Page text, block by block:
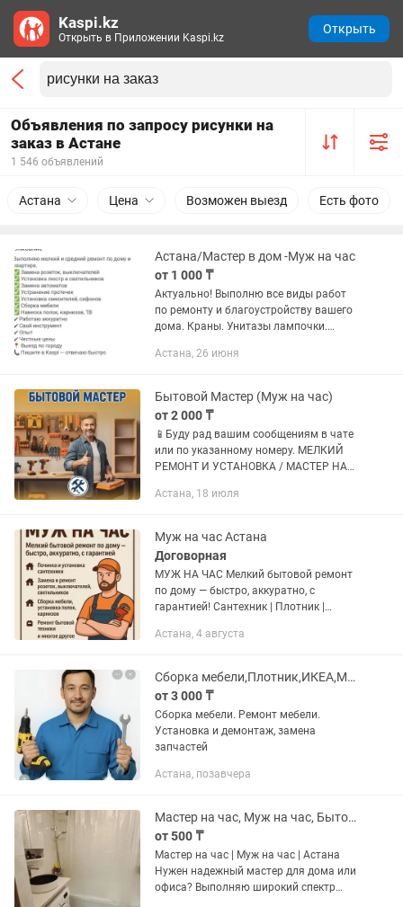
Объявления по запросу рисунки на
заказ в Астане
1 546 объявлений
Астана Цена Возможен выезд Есть фото
Астана/Мастер в дом -Муж на час
от 1 000 ₸
Актуально! Выполню все виды работ
по ремонту и благоустройству вашего
дома. Краны. Унитазы лампочки.
на улице не занимаюсь. О себе : в
Астана, 26 июня
Бытовой Мастер (Муж на час)
от 2 000 ₸
📱Буду рад вашим сообщениям в чате
или по указанному номеру. МЕЛКИЙ
РЕМОНТ И УСТАНОВКА / МАСТЕР НА
полок, штор, карнизов, картин, зеркал
Астана, 18 июля
Муж на час Астана
Договорная
МУЖ НА ЧАС Мелкий бытовой ремонт
по дому — быстро, аккуратно, с
гарантией! Сантехник | Плотник |
сантехники ⚒️Ремонт бытовой техники
Астана, 4 августа
Сборка мебели,Плотник,ИКЕА,Мастер, Муж на Час, Ремонт мебели, Замена замков
от 3 000 ₸
Сборка мебели. Ремонт мебели.
Установка и демонтаж, замена
запчастей
Астана, позавчера
Мастер на час, Муж на час, Бытовой ремонт, сантехника, сборка мебели Астана
от 500 ₸
Мастер на час | Муж на час | Астана
Нужен надежный мастер для дома или
офиса? Выполняю широкий спектр
Kaspi.kz
Открыть в Приложении Kaspi.kz
Открыть